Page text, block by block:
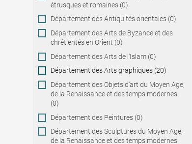
étrusques et romaines (0)
Département des Antiquités orientales (0)
Département des Arts de Byzance et des
chrétientés en Orient (0)
Département des Arts de l'Islam (0)
Département des Arts graphiques (20)
Département des Objets d'art du Moyen Age,
de la Renaissance et des temps modernes
(0)
Département des Peintures (0)
Département des Sculptures du Moyen Age,
de la Renaissance et des temps modernes